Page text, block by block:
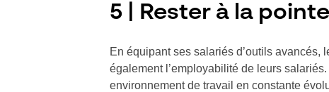
5 | Rester à la
En équipant ses salariés d’outils
également l’employabilité de leurs
environnement de travail en constante